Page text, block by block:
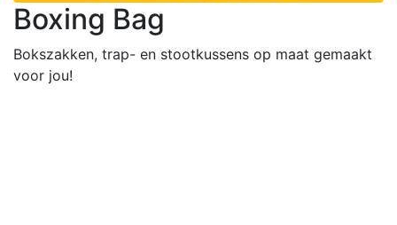
Boxing Bag
Bokszakken, trap- en stootkussens op maat gemaakt
voor jou!